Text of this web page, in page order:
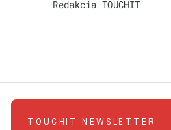
Redakcia TOUCHIT
TOUCHIT NEWSLETTER